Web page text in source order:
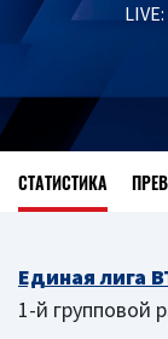
LIVE:
СТАТИСТИКА
Единая лига
1-й групповой